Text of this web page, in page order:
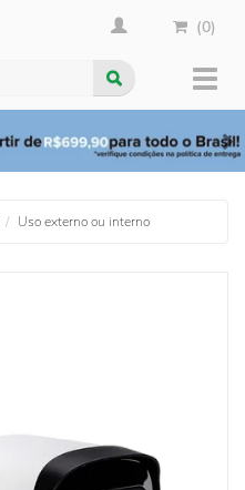
(0)
Uso externo ou interno